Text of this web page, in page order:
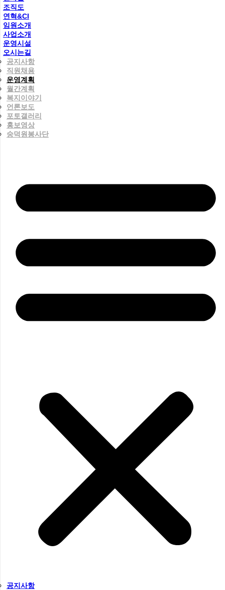
조직도
연혁&CI
임원소개
사업소개
운영시설
오시는길
공지사항
직원채용
운영계획
월간계획
복지이야기
언론보도
포토갤러리
홍보영상
숭덕원봉사단
공지사항